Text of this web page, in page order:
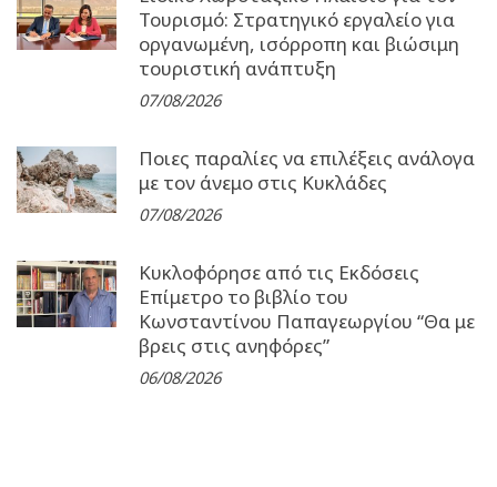
Τουρισμό: Στρατηγικό εργαλείο για
οργανωμένη, ισόρροπη και βιώσιμη
τουριστική ανάπτυξη
07/08/2026
Ποιες παραλίες να επιλέξεις ανάλογα
με τον άνεμο στις Κυκλάδες
07/08/2026
Κυκλοφόρησε από τις Εκδόσεις
Επίμετρο το βιβλίο του
Κωνσταντίνου Παπαγεωργίου “Θα με
βρεις στις ανηφόρες”
06/08/2026